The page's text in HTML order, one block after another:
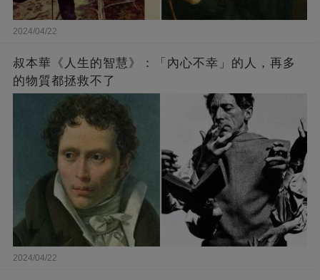
2024/04/22
叔本華《人生的智慧》：「內心不幸」的人，再多
的物質都拯救不了
2024/04/22